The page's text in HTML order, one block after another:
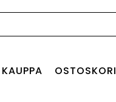
KAUPPA OSTOSKORI